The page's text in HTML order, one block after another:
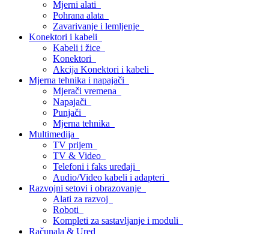
Mjerni alati
Pohrana alata
Zavarivanje i lemljenje
Konektori i kabeli
Kabeli i žice
Konektori
Akcija Konektori i kabeli
Mjerna tehnika i napajači
Mjerači vremena
Napajači
Punjači
Mjerna tehnika
Multimedija
TV prijem
TV & Video
Telefoni i faks uređaji
Audio/Video kabeli i adapteri
Razvojni setovi i obrazovanje
Alati za razvoj
Roboti
Kompleti za sastavljanje i moduli
Računala & Ured